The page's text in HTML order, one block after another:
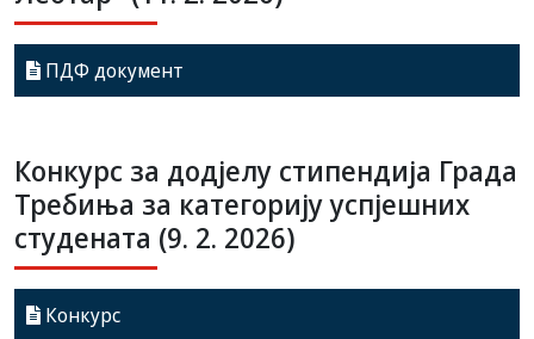
ПДФ документ
Конкурс за додјелу стипендија Града
Требиња за категорију успјешних
студената (9. 2. 2026)
Конкурс